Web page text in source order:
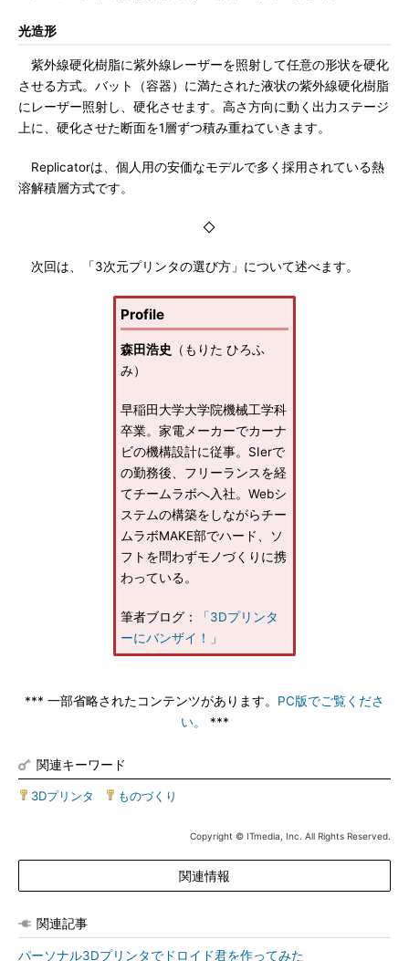
光造形
紫外線硬化樹脂に紫外線レーザーを照射して任意の形状を硬化
させる方式。バット（容器）に満たされた液状の紫外線硬化樹脂
にレーザー照射し、硬化させます。高さ方向に動く出力ステージ
上に、硬化させた断面を1層ずつ積み重ねていきます。
Replicatorは、個人用の安価なモデルで多く採用されている熱
溶解積層方式です。
◇
次回は、「3次元プリンタの選び方」について述べます。
Profile
森田浩史 （もりた ひろふ
み）
早稲田大学大学院機械工学科
卒業。家電メーカーでカーナ
ビの機構設計に従事。SIerで
の勤務後、フリーランスを経
てチームラボへ入社。Webシ
ステムの構築をしながらチー
ムラボMAKE部でハード、ソ
フトを問わずモノづくりに携
わっている。
筆者ブログ：
「3Dプリンタ
ーにバンザイ！」
*** 一部省略されたコンテンツがあります。 PC版でご覧くださ
い。
***
関連キーワード
3Dプリンタ ものづくり
Copyright © ITmedia, Inc. All Rights Reserved.
関連情報
関連記事
パーソナル3Dプリンタでドロイド君を作ってみた